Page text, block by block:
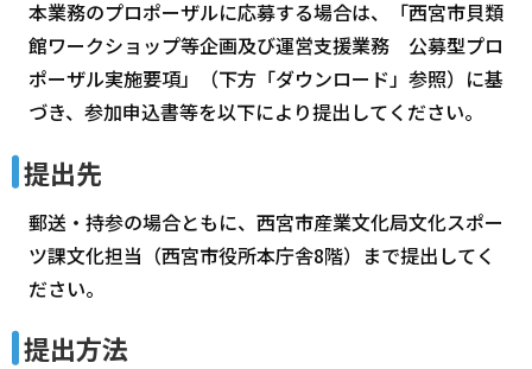
本業務のプロポーザルに応募する場合は、「西宮市貝類
館ワークショップ等企画及び運営支援業務 公募型プロ
ポーザル実施要項」（下方「ダウンロード」参照）に基
づき、参加申込書等を以下により提出してください。
提出先
郵送・持参の場合ともに、西宮市産業文化局文化スポー
ツ課文化担当（西宮市役所本庁舎8階）まで提出してく
ださい。
提出方法